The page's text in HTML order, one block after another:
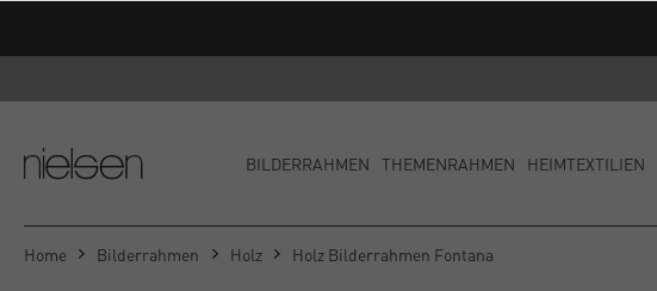
BILDERRAHMEN THEMENRAHMEN HEIMTEXTILIEN
Home Bilderrahmen Holz Holz Bilderrahmen Fontana